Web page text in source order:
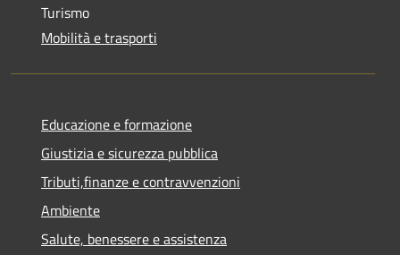
Turismo
Mobilità e trasporti
Educazione e formazione
Giustizia e sicurezza pubblica
Tributi,finanze e contravvenzioni
Ambiente
Salute, benessere e assistenza